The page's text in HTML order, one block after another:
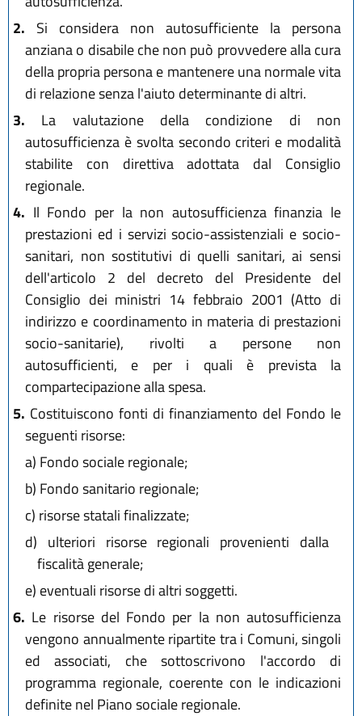
L.R. 19 dicembre 2016, n. 24
L.R. 6 novembre 2019, n. 22
L.R. 10 dicembre 2019, n. 29
L.R. 28 dicembre 2023, n. 17
L.R. 25 luglio 2025, n. 9
2. Si considera non autosufficiente la persona
anziana o disabile che non può provvedere alla cura
della propria persona e mantenere una normale vita
di relazione senza l'aiuto determinante di altri.
3. La valutazione della condizione di non
autosufficienza è svolta secondo criteri e modalità
stabilite con direttiva adottata dal Consiglio
regionale.
4. Il Fondo per la non autosufficienza finanzia le
prestazioni ed i servizi socio-assistenziali e socio-
sanitari, non sostitutivi di quelli sanitari, ai sensi
dell'articolo 2 del decreto del Presidente del
Consiglio dei ministri 14 febbraio 2001 (Atto di
indirizzo e coordinamento in materia di prestazioni
socio-sanitarie), rivolti a persone non
autosufficienti, e per i quali è prevista la
compartecipazione alla spesa.
5. Costituiscono fonti di finanziamento del Fondo le
seguenti risorse:
a) Fondo sociale regionale;
b) Fondo sanitario regionale;
c) risorse statali finalizzate;
d) ulteriori risorse regionali provenienti dalla
fiscalità generale;
e) eventuali risorse di altri soggetti.
6. Le risorse del Fondo per la non autosufficienza
vengono annualmente ripartite tra i Comuni, singoli
ed associati, che sottoscrivono l'accordo di
programma regionale, coerente con le indicazioni
definite nel Piano sociale regionale.